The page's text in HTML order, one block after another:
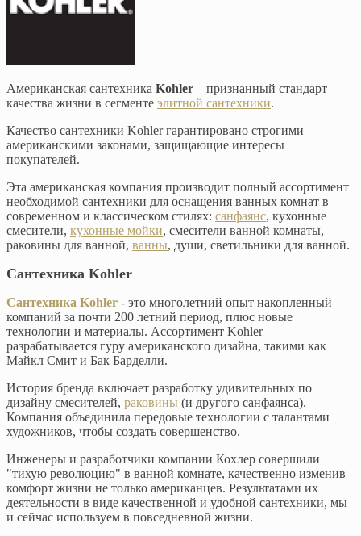
Американская сантехника Kohler – признанный стандарт
качества жизни в сегменте элитной сантехники.
Качество сантехники Kohler гарантировано строгими
американскими законами, защищающие интересы
покупателей.
Эта американская компания производит полный ассортимент
необходимой сантехники для оснащения ванных комнат в
современном и классическом стилях: санфаянс, кухонные
смесители, кухонные мойки, смесители ванной комнаты,
раковины для ванной, ванны, души, светильники для ванной.
Сантехника Kohler
Сантехника Kohler - это многолетний опыт накопленный
компаний за почти 200 летний период, плюс новые
технологии и материалы. Ассортимент Kohler
разрабатывается гуру американского дизайна, такими как
Майкл Смит и Бак Барделли.
История бренда включает разработку удивительных по
дизайну смесителей, раковины (и другого санфаянса).
Компания объединила передовые технологии с талантами
художников, чтобы создать совершенство.
Инженеры и разработчики компании Кохлер совершили
"тихую революцию" в ванной комнате, качественно изменив
комфорт жизни не только американцев. Результатами их
деятельности в виде качественной и удобной сантехники, мы
и сейчас используем в повседневной жизни.